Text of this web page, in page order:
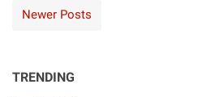
Newer Posts
TRENDING